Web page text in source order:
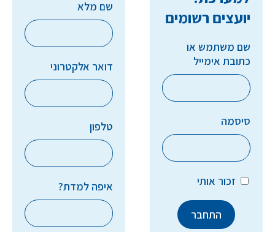
יועצים רשומים
שם משתמש או
כתובת אימייל
סיסמה
זכור אותי
שם מלא
דואר אלקטרוני
טלפון
איפה למדת?